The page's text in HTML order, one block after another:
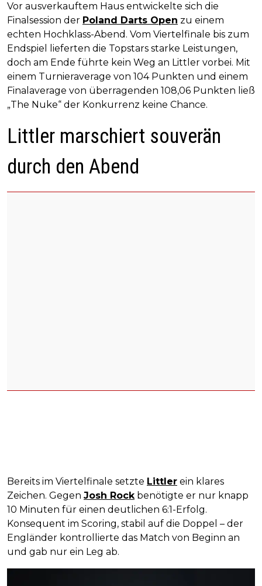
Vor ausverkauftem Haus entwickelte sich die
Finalsession der Poland Darts Open zu einem
echten Hochklass-Abend. Vom Viertelfinale bis zum
Endspiel lieferten die Topstars starke Leistungen,
doch am Ende führte kein Weg an Littler vorbei. Mit
einem Turnieraverage von 104 Punkten und einem
Finalaverage von überragenden 108,06 Punkten ließ
„The Nuke“ der Konkurrenz keine Chance.
Littler marschiert souverän
durch den Abend
Bereits im Viertelfinale setzte Littler ein klares
Zeichen. Gegen Josh Rockbenötigte er nur knapp
10 Minuten für einen deutlichen 6:1-Erfolg.
Konsequent im Scoring, stabil auf die Doppel – der
Engländer kontrollierte das Match von Beginn an
und gab nur ein Leg ab.